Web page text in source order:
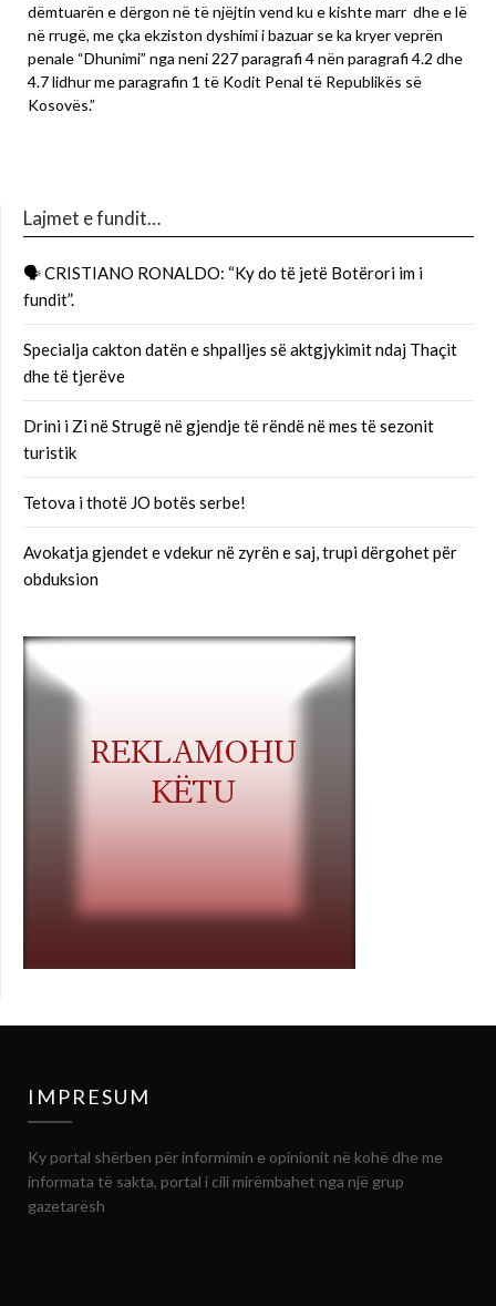
dëmtuarën e dërgon në të njëjtin vend ku e kishte marr dhe e lë
në rrugë, me çka ekziston dyshimi i bazuar se ka kryer veprën
penale “Dhunimi” nga neni 227 paragrafi 4 nën paragrafi 4.2 dhe
4.7 lidhur me paragrafin 1 të Kodit Penal të Republikës së
Kosovës.”
Lajmet e fundit…
🗣 CRISTIANO RONALDO: “Ky do të jetë Botërori im i
fundit”.
Specialja cakton datën e shpalljes së aktgjykimit ndaj Thaçit
dhe të tjerëve
Drini i Zi në Strugë në gjendje të rëndë në mes të sezonit
turistik
Tetova i thotë JO botës serbe!
Avokatja gjendet e vdekur në zyrën e saj, trupi dërgohet për
obduksion
IMPRESUM
Ky portal shërben për informimin e opinionit në kohë dhe me
informata të sakta, portal i cili mirëmbahet nga një grup
gazetarësh